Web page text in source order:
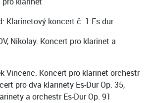
Klarinetový koncert č. 1 Es dur
Nikolay. Koncert pro klarinet a
Vincenc. Koncert pro klarinet orchestr
pro dva klarinety Es-Dur Op. 35,
a orchestr Es-Dur Op. 91